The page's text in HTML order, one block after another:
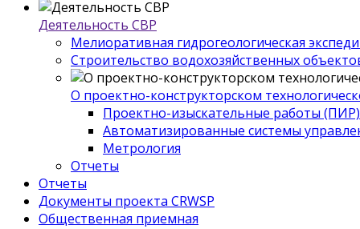
Деятельность СВР
Мелиоративная гидрогеологическая
Строительство водохозяйственных
О проектно-конструкторском
Проектно-изыскательные работы (ПИР)
Автоматизированные системы
Метрология
Отчеты
Отчеты
Документы проекта CRWSP
Общественная приемная